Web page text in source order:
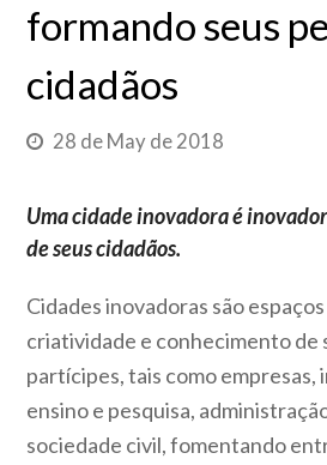
formando seus
cidadãos
28 de May de 2018
Uma cidade inovadora é
de seus cidadãos.
Cidades inovadoras são
criatividade e conhecimento de
partícipes, tais como empresas,
ensino e pesquisa,
sociedade civil, fomentando